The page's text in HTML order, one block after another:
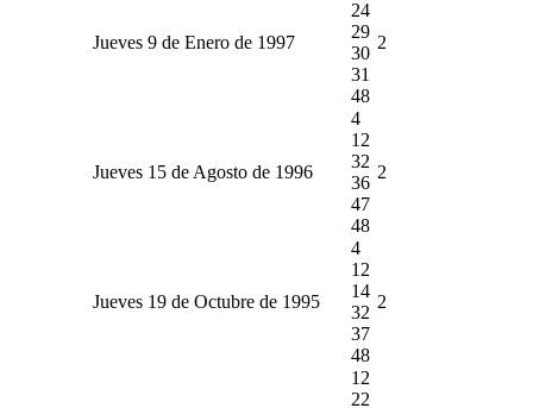
Jueves 9 de Enero de 1997
24
29
30
31
48
2
Jueves 15 de Agosto de 1996
4
12
32
36
47
48
2
Jueves 19 de Octubre de 1995
4
12
14
32
37
48
2
12
22